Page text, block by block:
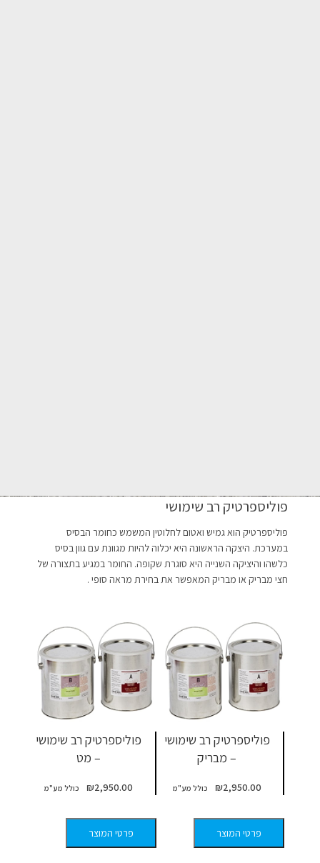
פוליספרטיק רב שימושי
פוליספרטיק הוא גמיש ואטום לחלוטין המשמש כחומר הבסיס
במערכת. היצקה הראשונה היא יכלוה להיות מגוונת עם גוון בסיס
כלשהו והיציקה השנייה היא סוגרת שקופה. החומר במגיע בתצורה של
חצי מבריק או מבריק המאפשר את בחירת מראה סופי .
פוליספרטיק רב שימושי
– מבריק
₪2,950.00
פרטי המוצר
פוליספרטיק רב שימושי
– מט
₪2,950.00
פרטי המוצר